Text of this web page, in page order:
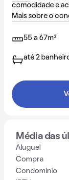
comodidade e
Mais sobre o
55 a 67m²
até 2
Média das
Aluguel
Compra
Condomínio